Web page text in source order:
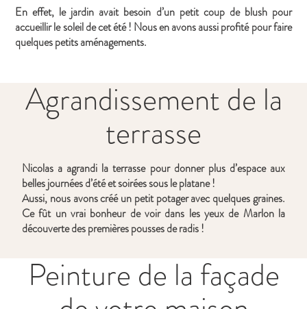
En effet, le jardin avait besoin d’un petit coup de blush pour
accueillir le soleil de cet été ! Nous en avons aussi profité pour faire
quelques petits aménagements.
Agrandissement de la
terrasse
Nicolas a agrandi la terrasse pour donner plus d’espace aux
belles journées d’été et soirées sous le platane !
Aussi, nous avons créé un petit potager avec quelques graines.
Ce fût un vrai bonheur de voir dans les yeux de Marlon la
découverte des premières pousses de radis !
Peinture de la façade